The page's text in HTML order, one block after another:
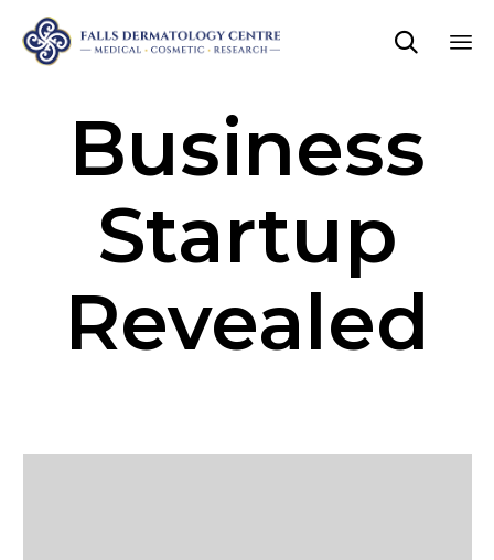

Business
Startup
Revealed